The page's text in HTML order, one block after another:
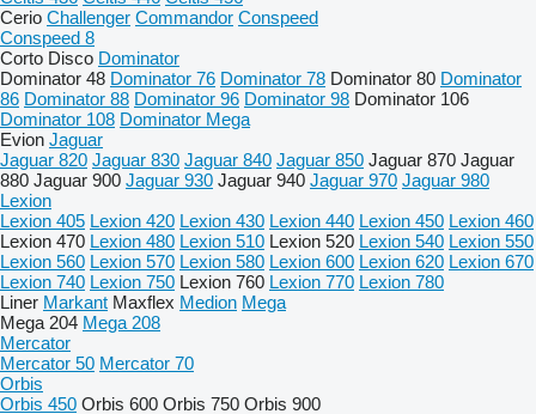
Cerio Challenger Commandor Conspeed
Conspeed 8
Corto Disco Dominator
Dominator 48 Dominator 76 Dominator 78 Dominator 80 Dominator
86 Dominator 88 Dominator 96 Dominator 98 Dominator 106
Dominator 108 Dominator Mega
Evion Jaguar
Jaguar 820 Jaguar 830 Jaguar 840 Jaguar 850 Jaguar 870 Jaguar
880 Jaguar 900 Jaguar 930 Jaguar 940 Jaguar 970 Jaguar 980
Lexion
Lexion 405 Lexion 420 Lexion 430 Lexion 440 Lexion 450 Lexion 460
Lexion 470 Lexion 480 Lexion 510 Lexion 520 Lexion 540 Lexion 550
Lexion 560 Lexion 570 Lexion 580 Lexion 600 Lexion 620 Lexion 670
Lexion 740 Lexion 750 Lexion 760 Lexion 770 Lexion 780
Liner Markant Maxflex Medion Mega
Mega 204 Mega 208
Mercator
Mercator 50 Mercator 70
Orbis
Orbis 450 Orbis 600 Orbis 750 Orbis 900